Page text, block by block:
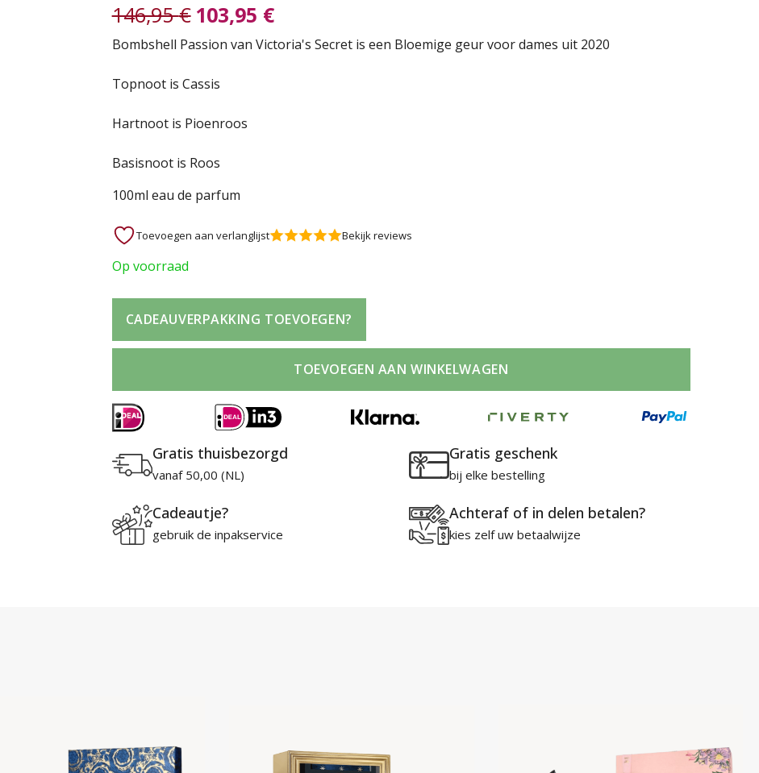
146,95€
Oorspronkelijke
prijs
was:
146,95 €.
103,95 €
Huidige
prijs
is:
103,95 €.
Bombshell Passion van Victoria's Secret is een Bloemige geur voor dames uit 2020
Topnoot is Cassis
Hartnoot is Pioenroos
Basisnoot is Roos
100ml eau de parfum
Toevoegen aan verlanglijst Bekijk reviews
Op voorraad
CADEAUVERPAKKING TOEVOEGEN?
Bombshell
100ml
TOEVOEGEN AAN WINKELWAGEN
Gratis thuisbezorgd
vanaf 50,00 (NL)
Gratis geschenk
bij elke bestelling
Cadeautje?
gebruik de inpakservice
Achteraf of in delen betalen?
kies zelf uw betaalwijze